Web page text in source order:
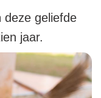
deze geliefde
jaar.